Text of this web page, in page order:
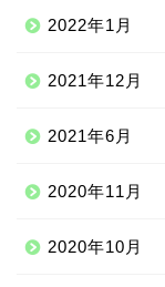
2022年1月
2021年12月
2021年6月
2020年11月
2020年10月